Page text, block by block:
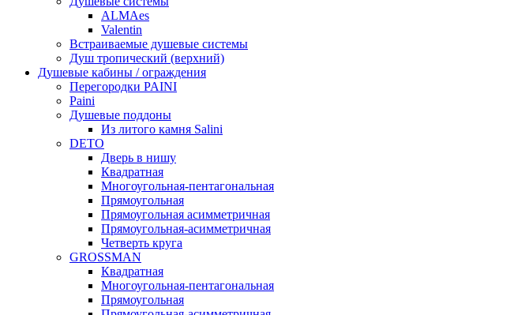
ALMAes
Valentin
Встраиваемые душевые системы
Душ тропический (верхний)
Душевые кабины / ограждения
Перегородки PAINI
Paini
Душевые поддоны
Из литого камня Salini
DETO
Дверь в нишу
Квадратная
Многоугольная-пентагональная
Прямоугольная
Прямоугольная асимметричная
Прямоугольная-асимметричная
Четверть круга
GROSSMAN
Квадратная
Многоугольная-пентагональная
Прямоугольная